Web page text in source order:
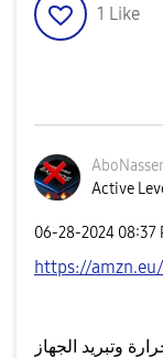
1 Like
AboNasser
Active
‎06-28-2024 08:37
https://
وتبريد الجهاز